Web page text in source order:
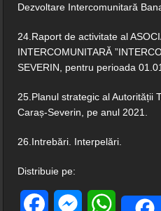
Dezvoltare Intercomunitară
24.Raport de activitate al
INTERCOMUNITARĂ
SEVERIN, pentru perioada
25.Planul strategic al Autorității
Caraș-Severin, pe anul 2021.
26.Intrebări. Interpelări.
Distribuie pe:
FacebookMessengerWhatsApp